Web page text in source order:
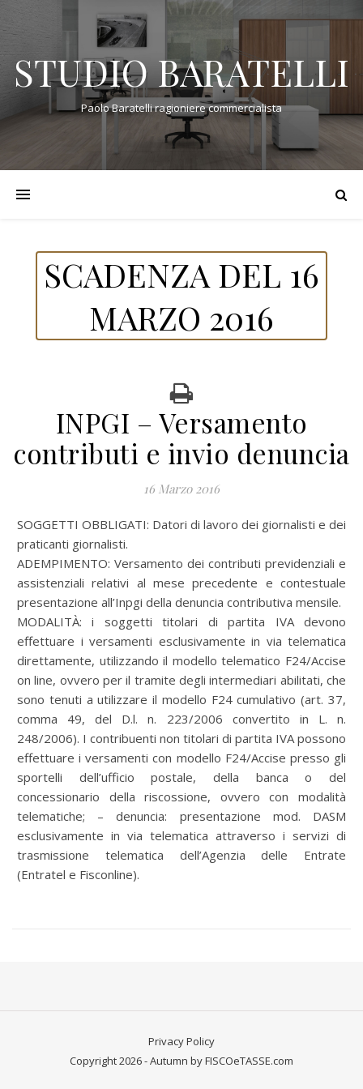
STUDIO BARATELLI
Paolo Baratelli ragioniere commercialista
SCADENZA DEL 16
MARZO 2016
INPGI – Versamento
contributi e invio denuncia
16 Marzo 2016
SOGGETTI OBBLIGATI: Datori di lavoro dei giornalisti e dei
praticanti giornalisti.
ADEMPIMENTO: Versamento dei contributi previdenziali e
assistenziali relativi al mese precedente e contestuale
presentazione all’Inpgi della denuncia contributiva mensile.
MODALITÀ: i soggetti titolari di partita IVA devono
effettuare i versamenti esclusivamente in via telematica
direttamente, utilizzando il modello telematico F24/Accise
on line, ovvero per il tramite degli intermediari abilitati, che
sono tenuti a utilizzare il modello F24 cumulativo (art. 37,
comma 49, del D.l. n. 223/2006 convertito in L. n.
248/2006). I contribuenti non titolari di partita IVA possono
effettuare i versamenti con modello F24/Accise presso gli
sportelli dell’ufficio postale, della banca o del
concessionario della riscossione, ovvero con modalità
telematiche; – denuncia: presentazione mod. DASM
esclusivamente in via telematica attraverso i servizi di
trasmissione telematica dell’Agenzia delle Entrate
(Entratel e Fisconline).
Privacy Policy
Copyright 2026 - Autumn by FISCOeTASSE.com